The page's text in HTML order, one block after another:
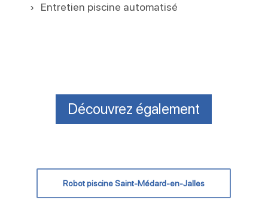
Entretien piscine automatisé
Découvrez également
Robot piscine Saint-Médard-en-Jalles